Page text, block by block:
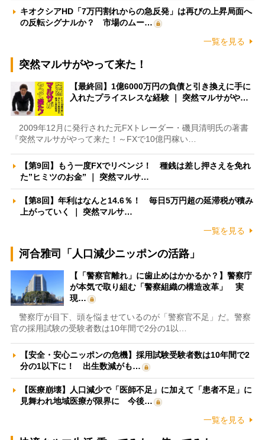
キオクシアHD「7万円割れからの急反発」は再びの上昇局面へ
の反転シグナルか？ 市場のムー…
一覧を見る
突然マルサがやって来た！
【最終回】1億6000万円の負債と引き換えに手に
入れたプライスレスな経験 ｜ 突然マルサがや…
2009年12月に発行された元FXトレーダー・磯貝清明氏の著書
『突然マルサがやって来た！～FXで10億円稼い…
【第9回】もう一度FXでリベンジ！ 種銭は差し押さえを免れ
た”ヒミツのお金” ｜ 突然マルサ…
【第8回】年利はなんと14.6％！ 毎日5万円超の延滞税が積み
上がっていく ｜ 突然マルサ…
一覧を見る
河合雅司「人口減少ニッポンの活路」
【「警察官離れ」に歯止めはかかるか？】警察庁
が本気で取り組む「警察組織の構造改革」 実
現…
警察庁が目下、頭を悩ませているのが「警察官不足」だ。警察
官の採用試験の受験者数は10年間で2分の1以…
【安全・安心ニッポンの危機】採用試験受験者数は10年間で2
分の1以下に！ 出生数減がも…
【医療崩壊】人口減少で「医師不足」に加えて「患者不足」に
見舞われ地域医療が限界に 今後…
一覧を見る